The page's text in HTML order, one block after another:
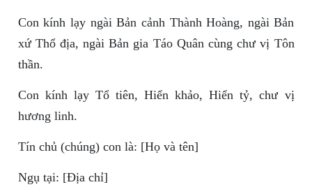
Con kính lạy ngài Bản cảnh Thành Hoàng, ngài Bản
xứ Thổ địa, ngài Bản gia Táo Quân cùng chư vị Tôn
thần.
Con kính lạy Tổ tiên, Hiển khảo, Hiển tỷ, chư vị
hương linh.
Tín chủ (chúng) con là: [Họ và tên]
Ngụ tại: [Địa chỉ]